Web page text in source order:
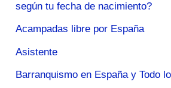
según tu fecha de nacimiento?
Acampadas libre por España
Asistente
Barranquismo en España y Todo